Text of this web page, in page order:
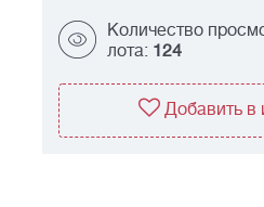
Количество
лота: 124
Добавить в